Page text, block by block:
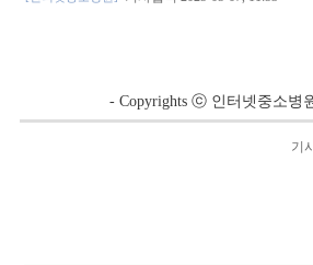
- Copyrights ⓒ 인터넷중소병
기